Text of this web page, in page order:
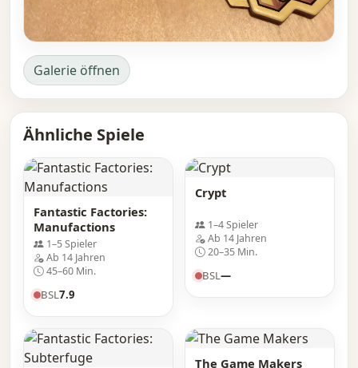
Galerie öffnen
Ähnliche Spiele
Fantastic Factories:
Manufactions
1–5 Spieler
Ab 14 Jahren
45–60 Min.
BSL7.9
Crypt
1–4 Spieler
Ab 14 Jahren
20–35 Min.
BSL—
The Game Makers